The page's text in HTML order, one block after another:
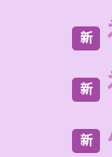
新
新
新